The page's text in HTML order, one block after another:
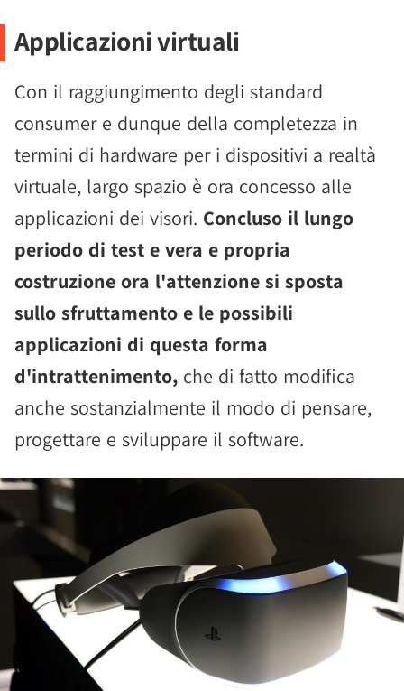
Applicazioni virtuali
Con il raggiungimento degli standard
consumer e dunque della completezza in
termini di hardware per i dispositivi a realtà
virtuale, largo spazio è ora concesso alle
applicazioni dei visori. Concluso il lungo
periodo di test e vera e propria
costruzione ora l'attenzione si sposta
sullo sfruttamento e le possibili
applicazioni di questa forma
d'intrattenimento, che di fatto modifica
anche sostanzialmente il modo di pensare,
progettare e sviluppare il software.